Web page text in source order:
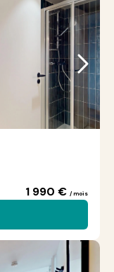
1 990 € / mois